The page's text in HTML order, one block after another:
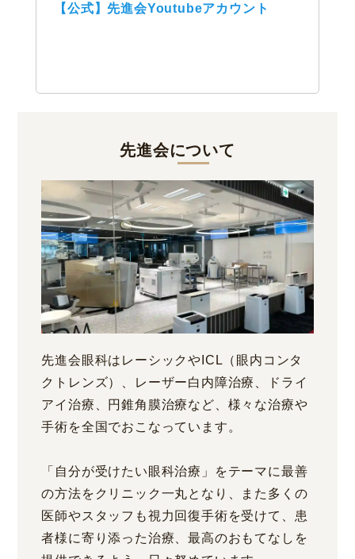
【公式】先進会Youtubeアカウント
先進会について
先進会眼科はレーシックやICL（眼内コンタ
クトレンズ）、レーザー白内障治療、ドライ
アイ治療、円錐角膜治療など、様々な治療や
手術を全国でおこなっています。
「自分が受けたい眼科治療」をテーマに最善
の方法をクリニック一丸となり、また多くの
医師やスタッフも視力回復手術を受けて、患
者様に寄り添った治療、最高のおもてなしを